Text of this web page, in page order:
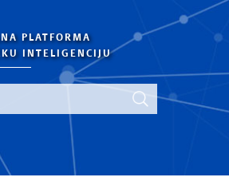
PLATFORMA
INTELIGENCIJU